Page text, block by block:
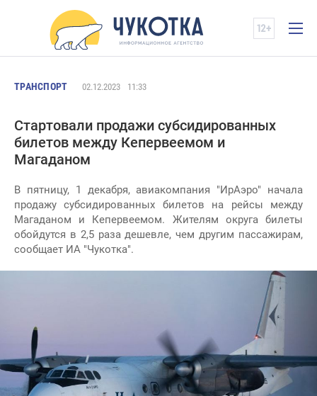
ТРАНСПОРТ 02.12.2023 11:33
Стартовали продажи субсидированных
билетов между Кепервеемом и
Магаданом
В пятницу, 1 декабря, авиакомпания "ИрАэро" начала
продажу субсидированных билетов на рейсы между
Магаданом и Кепервеемом. Жителям округа билеты
обойдутся в 2,5 раза дешевле, чем другим пассажирам,
сообщает ИА "Чукотка".